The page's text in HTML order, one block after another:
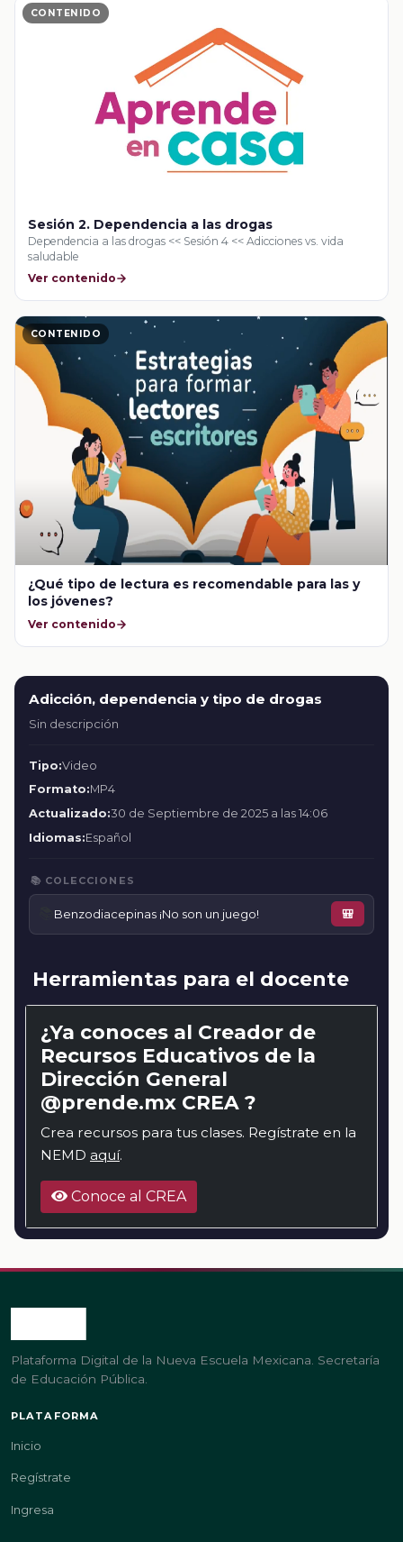
CONTENIDO
Sesión 2. Dependencia a las drogas
Dependencia a las drogas << Sesión 4 << Adicciones vs. vida
saludable
Ver contenido
CONTENIDO
¿Qué tipo de lectura es recomendable para las y
los jóvenes?
Ver contenido
Adicción, dependencia y tipo de drogas
Sin descripción
Tipo:Video
Formato:MP4
Actualizado:30 de Septiembre de 2025 a las 14:06
Idiomas:Español
📚 COLECCIONES
Benzodiacepinas ¡No son un juego! 🎒
Herramientas para el docente
¿Ya conoces al Creador de
Recursos Educativos de la
Dirección General
@prende.mx CREA ?
Crea recursos para tus clases. Regístrate en la
NEMD aquí.
Conoce al CREA
Plataforma Digital de la Nueva Escuela Mexicana. Secretaría
de Educación Pública.
PLATAFORMA
Inicio
Regístrate
Ingresa